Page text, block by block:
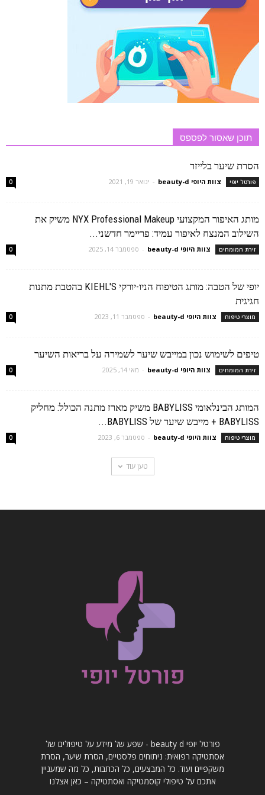
תוכן שאסור לפספס
הסרת שיער בלייזר
פורטל יופי צוות היופי beauty-d - ינואר 19, 2021 0
מותג האיפור המקצועי NYX Professional Makeup משיק את
השילוב המנצח לאיפור עמיד: פריימר חדשני...
זירת המומחים צוות היופי beauty-d - ספטמבר 14, 2025 0
יופי של הטבה: מותג הטיפוח הניו-יורקי KIEHL'S בהטבת מתנות
חגיגית
מוצרי טיפוח צוות היופי beauty-d - ספטמבר 11, 2023 0
טיפים לשימוש נכון במייבש שיער לשמירה על בריאות השיער
זירת המומחים צוות היופי beauty-d - מאי 14, 2025 0
המותג הבינלאומי BABYLISS משיק מארז מתנה הכולל: מחליק
BABYLISS + מייבש שיער של BABYLISS...
מוצרי טיפוח צוות היופי beauty-d - ספטמבר 6, 2023 0
טען עוד
פורטל יופי beauty d - שפע של מידע על טיפולים של
אסתטיקה רפואית: ניתוחים פלסטיים, הסרת שיער, הסרת
משקפיים ועוד. כל המבצעים, כל הכתבות, כל מה שמעניין
אתכם על טיפולי קוסמטיקה ואסתטיקה – כאן אצלנו